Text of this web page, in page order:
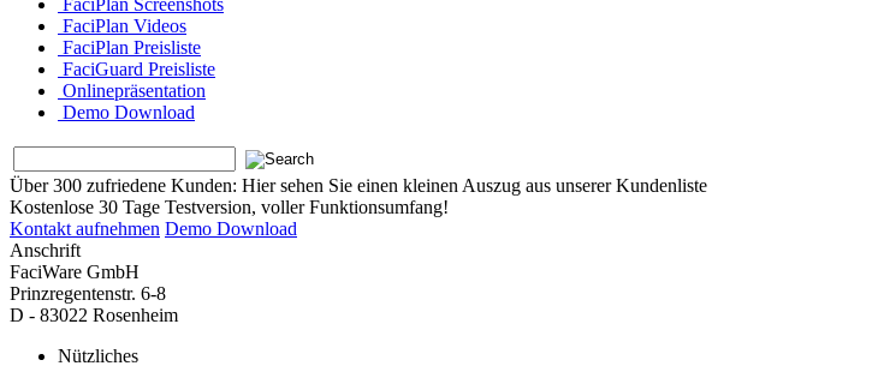
FaciPlan Videos
FaciPlan Preisliste
FaciGuard Preisliste
Onlinepräsentation
Demo Download
Über 300 zufriedene Kunden: Hier sehen Sie einen kleinen Auszug aus unserer Kundenliste
Kostenlose 30 Tage Testversion, voller Funktionsumfang!
Kontakt aufnehmen Demo Download
Anschrift
FaciWare GmbH
Prinzregentenstr. 6-8
D - 83022 Rosenheim
Nützliches